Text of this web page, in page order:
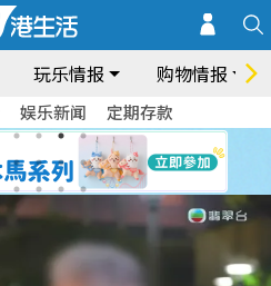
玩乐情报 购物情报
娱乐新闻 定期存款